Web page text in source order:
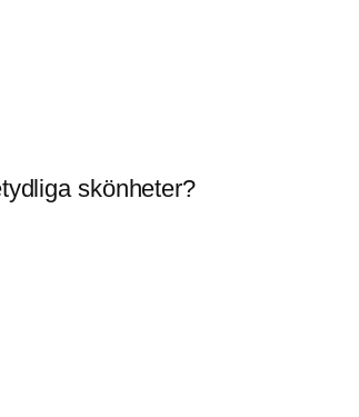
skönheter?